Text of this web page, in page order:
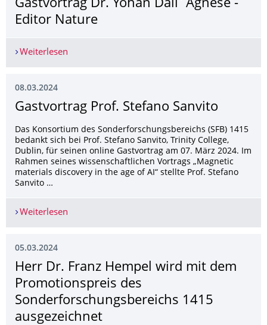
Gastvortrag Dr. Yohan Dall´Agnese -
Editor Nature
Weiterlesen
08.03.2024
Gastvortrag Prof. Stefano Sanvito
Das Konsortium des Sonderforschungsbereichs (SFB) 1415
bedankt sich bei Prof. Stefano Sanvito, Trinity College,
Dublin, für seinen online Gastvortrag am 07. März 2024. Im
Rahmen seines wissenschaftlichen Vortrags „Magnetic
materials discovery in the age of AI“ stellte Prof. Stefano
Sanvito …
Weiterlesen
05.03.2024
Herr Dr. Franz Hempel wird mit dem
Promotionspreis des
Sonderforschungs­bereichs 1415
ausgezeichnet